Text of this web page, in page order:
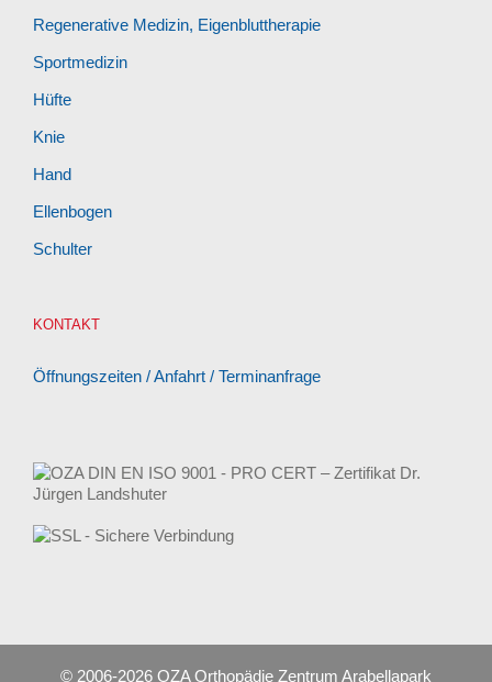
Regenerative Medizin, Eigenbluttherapie
Sportmedizin
Hüfte
Knie
Hand
Ellenbogen
Schulter
KONTAKT
Öffnungszeiten / Anfahrt / Terminanfrage
© 2006-2026 OZA Orthopädie Zentrum Arabellapark